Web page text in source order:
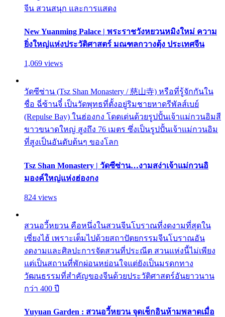
จีน สวนสนุก และการแสดง
New Yuanming Palace | พระราชวังหยวนหมิงใหม่ ความ
ยิ่งใหญ่แห่งประวัติศาสตร์ มณฑลกวางตุ้ง ประเทศจีน
1,069 views
วัดซีซ่าน (Tsz Shan Monastery / 慈山寺) หรือที่รู้จักกันใน
ชื่อ ฉี่ซ้านจี๋ เป็นวัดพุทธที่ตั้งอยู่ริมชายหาดรีพัลส์เบย์
(Repulse Bay) ในฮ่องกง โดดเด่นด้วยรูปปั้นเจ้าแม่กวนอิมสี
ขาวขนาดใหญ่ สูงถึง 76 เมตร ซึ่งเป็นรูปปั้นเจ้าแม่กวนอิม
ที่สูงเป็นอันดับต้นๆ ของโลก
Tsz Shan Monastery | วัดซีซ่าน…งามสง่าเจ้าแม่กวนอิ
มองค์ใหญ่แห่งฮ่องกง
824 views
สวนอวี้หยวน คือหนึ่งในสวนจีนโบราณที่งดงามที่สุดใน
เซี่ยงไฮ้ เพราะเต็มไปด้วยสถาปัตยกรรมจีนโบราณอัน
งดงามและศิลปะการจัดสวนที่ประณีต สวนแห่งนี้ไม่เพียง
แต่เป็นสถานที่พักผ่อนหย่อนใจแต่ยังเป็นมรดกทาง
วัฒนธรรมที่สำคัญของจีนด้วยประวัติศาสตร์อันยาวนาน
กว่า 400 ปี
Yuyuan Garden : สวนอวี้หยวน จุดเช็กอินห้ามพลาดเมื่อ